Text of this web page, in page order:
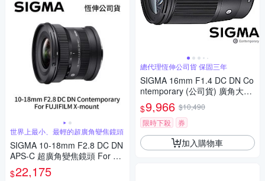
世界上最小、最輕的超廣角變焦鏡頭
SIGMA 10-18mm F2.8 DC DN
APS-C 超廣角變焦鏡頭 For Fuj
ifilm X-mount (公司貨)
$22,175
總代理恆伸公司貨 保固三年
SIGMA 16mm F1.4 DC DN Co
ntemporary (公司貨) 廣角大光
圈定焦鏡 人像鏡 APS-C 無反微
單眼專用鏡頭
$9,966 $10,490
限時下殺
券
加入購物車